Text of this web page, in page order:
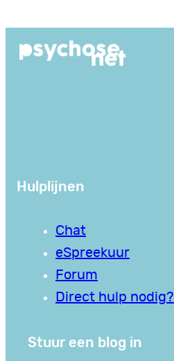
de
Hulplijnen
Chat
eSpreekuur
Forum
Direct hulp nodig?
Stuur een blog in